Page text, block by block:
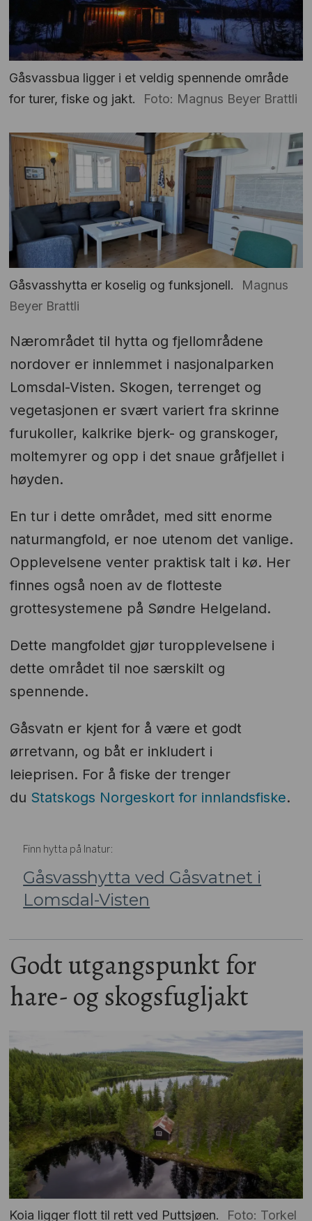
Gåsvassbua ligger i et veldig spennende område
for turer, fiske og jakt.
Foto: Magnus Beyer Brattli
Gåsvasshytta er koselig og funksjonell.
Magnus
Beyer Brattli
Nærområdet til hytta og fjellområdene
nordover er innlemmet i nasjonalparken
Lomsdal-Visten. Skogen, terrenget og
vegetasjonen er svært variert fra skrinne
furukoller, kalkrike bjerk- og granskoger,
moltemyrer og opp i det snaue gråfjellet i
høyden.
En tur i dette området, med sitt enorme
naturmangfold, er noe utenom det vanlige.
Opplevelsene venter praktisk talt i kø. Her
finnes også noen av de flotteste
grottesystemene på Søndre Helgeland.
Dette mangfoldet gjør turopplevelsene i
dette området til noe særskilt og
spennende.
Gåsvatn er kjent for å være et godt
ørretvann, og båt er inkludert i
leieprisen. For å fiske der trenger
du Statskogs Norgeskort for innlandsfiske.
Finn hytta på Inatur:
Gåsvasshytta ved Gåsvatnet i
Lomsdal-Visten
Godt utgangspunkt for
hare- og skogsfugljakt
Koia ligger flott til rett ved Puttsjøen. Foto: Torkel